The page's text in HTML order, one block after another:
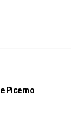
Picerno